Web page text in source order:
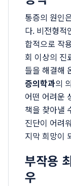
통증의 원인
다. 비전형적
합적으로 작
회 이상의 진
들을 해결해
증의학과의
어떤 어려운
책을 찾아낼
진단이 어려
지막 희망이
부작용
우